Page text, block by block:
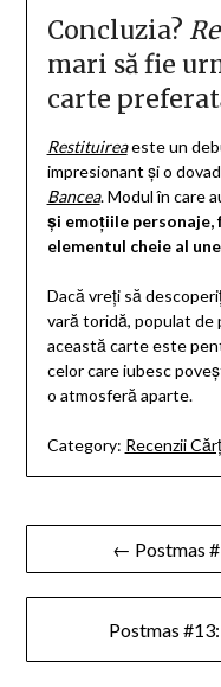
Concluzia?
mari să fie
carte
Restituireaeste un
impresionant și o
Bancea. Modul în care
și emoțiile personaje,
elementul cheie al
Dacă vreți să
vară toridă, populat de
această carte este
celor care iubesc
o atmosferă aparte.
Category: Recenzii
Post
navigation
← Postmas
Postmas